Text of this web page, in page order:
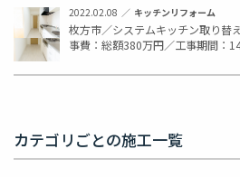
2022.02.08 キッチンリフォーム
枚方市／システムキッチン取り替
事費：総額380万円／工事期間：
カテゴリごとの施工一覧